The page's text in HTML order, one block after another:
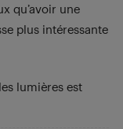
qu’avoir une
plus intéressante
lumières est